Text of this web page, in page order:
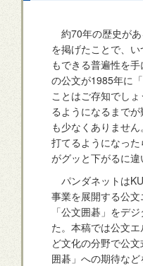
約70年の歴史があ
を掲げたことで、
もできる普遍性を
の公文が1985年に
ことはご存知でし
るようになるまで
も少なくありませ
打てるようになっ
がグッと下がるに違
パンダネットは
事業を展開する公文
「公文囲碁」をデ
た。本稿では公文
ど文化の分野で公
囲碁」への期待など